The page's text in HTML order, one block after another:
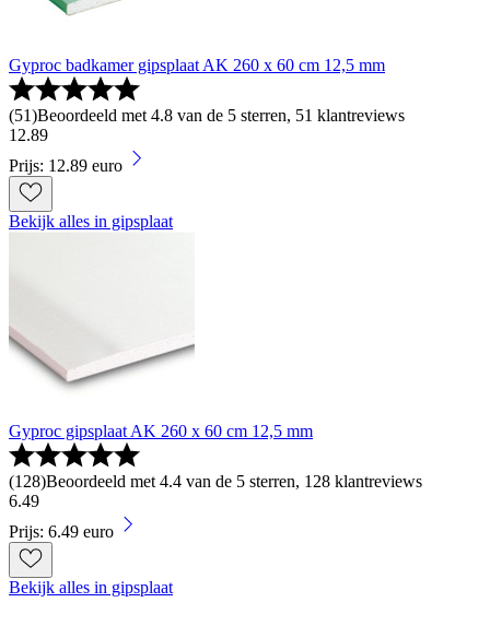
Gyproc badkamer gipsplaat AK 260 x 60 cm 12,5 mm
(51)Beoordeeld met 4.8 van de 5 sterren, 51 klantreviews
12.89
Prijs: 12.89 euro
Bekijk alles in gipsplaat
Gyproc gipsplaat AK 260 x 60 cm 12,5 mm
(128)Beoordeeld met 4.4 van de 5 sterren, 128 klantreviews
6.49
Prijs: 6.49 euro
Bekijk alles in gipsplaat